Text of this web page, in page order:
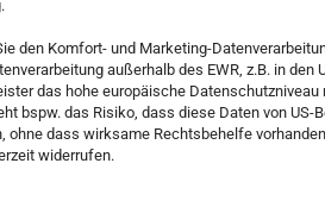
den Komfort- und Marketing-
außerhalb des EWR, z.B. in den
das hohe europäische
bspw. das Risiko, dass diese Daten von US-
ohne dass wirksame Rechtsbehelfe
widerrufen.
Callback Service
Cookie Einstellungen